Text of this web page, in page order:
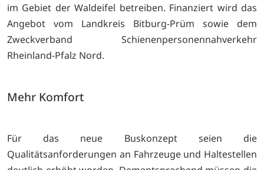
im Gebiet der Waldeifel betreiben. Finanziert wird das
Angebot vom Landkreis Bitburg-Prüm sowie dem
Zweckverband Schienenpersonennahverkehr
Rheinland-Pfalz Nord.
Mehr Komfort
Für das neue Buskonzept seien die
Qualitätsanforderungen an Fahrzeuge und Haltestellen